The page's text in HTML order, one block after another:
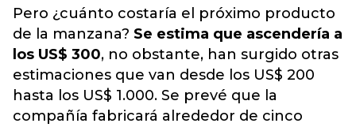
Pero ¿cuánto costaría el próximo producto
de la manzana? Se estima que ascendería a
los US$ 300, no obstante, han surgido otras
estimaciones que van desde los US$ 200
hasta los US$ 1.000. Se prevé que la
compañía fabricará alrededor de cinco